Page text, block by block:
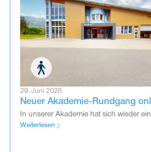
29. Juni 2026
Neuer Akademie-Rundgang
In unserer Akademie hat sich wieder
Weiterlesen